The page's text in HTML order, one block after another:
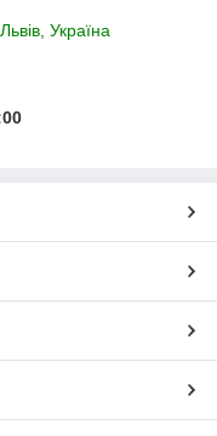
Україна